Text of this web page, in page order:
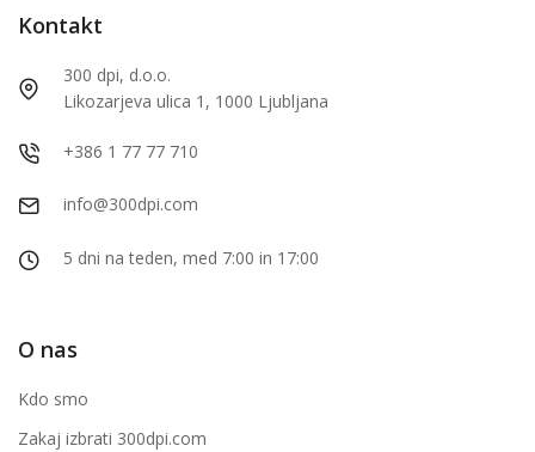
Kontakt
300 dpi, d.o.o.
Likozarjeva ulica 1, 1000 Ljubljana
+386 1 77 77 710
info@300dpi.com
5 dni na teden, med 7:00 in 17:00
O nas
Kdo smo
Zakaj izbrati 300dpi.com